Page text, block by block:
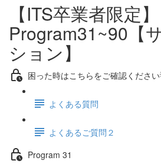
【ITS卒業者限定】
Program31~90【
ション】
困った時はこちらをご確認くださ
よくある質問
よくあるご質問２
Program 31